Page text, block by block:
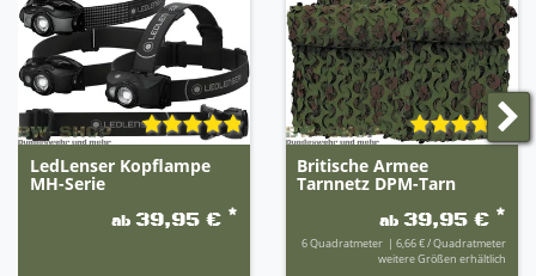
LedLenser Kopflampe
MH-Serie
ab39,95 € *
Britische Armee
Tarnnetz DPM-Tarn
ab 39,95 € *
6Quadratmeter | 6,66 € / Quadratmeter
weitere Größen erhältlich